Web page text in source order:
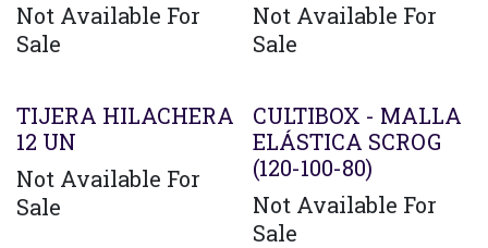
Not Available For
Sale
Not Available For
Sale
TIJERA HILACHERA
12 UN
Not Available For
Sale
CULTIBOX - MALLA
ELÁSTICA SCROG
(120-100-80)
Not Available For
Sale